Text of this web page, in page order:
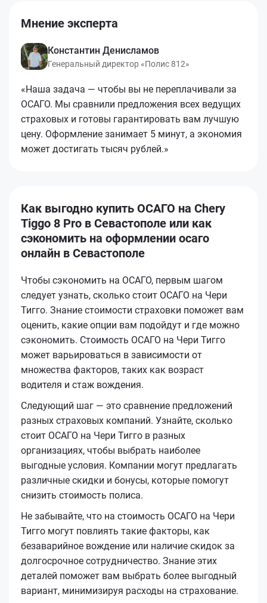
Мнение эксперта
Константин Денисламов
Генеральный директор «Полис 812»
«Наша задача — чтобы вы не переплачивали за
ОСАГО. Мы сравнили предложения всех ведущих
страховых и готовы гарантировать вам лучшую
цену. Оформление занимает 5 минут, а экономия
может достигать тысяч рублей.»
Как выгодно купить ОСАГО на Chery
Tiggo 8 Pro в Севастополе или как
сэкономить на оформлении осаго
онлайн в Севастополе
Чтобы сэкономить на ОСАГО, первым шагом
следует узнать, сколько стоит ОСАГО на Чери
Тигго. Знание стоимости страховки поможет вам
оценить, какие опции вам подойдут и где можно
сэкономить. Стоимость ОСАГО на Чери Тигго
может варьироваться в зависимости от
множества факторов, таких как возраст
водителя и стаж вождения.
Следующий шаг — это сравнение предложений
разных страховых компаний. Узнайте, сколько
стоит ОСАГО на Чери Тигго в разных
организациях, чтобы выбрать наиболее
выгодные условия. Компании могут предлагать
различные скидки и бонусы, которые помогут
снизить стоимость полиса.
Не забывайте, что на стоимость ОСАГО на Чери
Тигго могут повлиять такие факторы, как
безаварийное вождение или наличие скидок за
долгосрочное сотрудничество. Знание этих
деталей поможет вам выбрать более выгодный
вариант, минимизируя расходы на страхование.